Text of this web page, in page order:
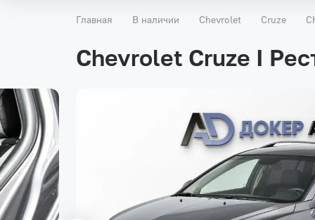
Главная В наличии Chevrolet Cruze
Chevrolet Cruze I